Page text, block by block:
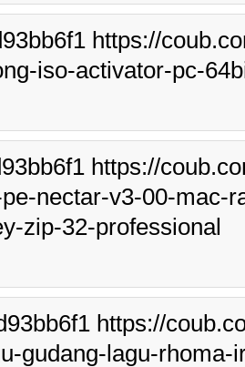
https://
iso-activator-pc-
https://
nectar-v3-00-mac-
zip-32-professional
https://
gudang-lagu-